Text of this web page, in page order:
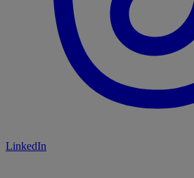
LinkedIn